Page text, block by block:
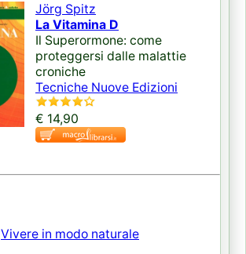
Jörg Spitz
La Vitamina D
Il Superormone: come
proteggersi dalle malattie
croniche
Tecniche Nuove Edizioni
€ 14,90
Vivere in modo naturale